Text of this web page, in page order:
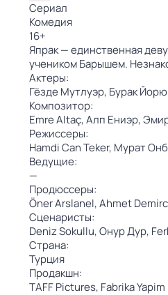
Сериал
Комедия
16+
Япрак — единственная
учеником Барышем.
Актеры:
Гёзде Мутлуэр, Бурак
Композитор:
Emre Altaç,Алп Ениэр,
Режиссеры:
Hamdi Can Teker, Мурат
Ведущие:
—
Продюссеры:
Öner Arslanel,Ahmet
Сценаристы:
Deniz Sokullu,Онур Дур,
Страна:
Турция
Продакшн:
TAFF Pictures, Fabrika Yapim